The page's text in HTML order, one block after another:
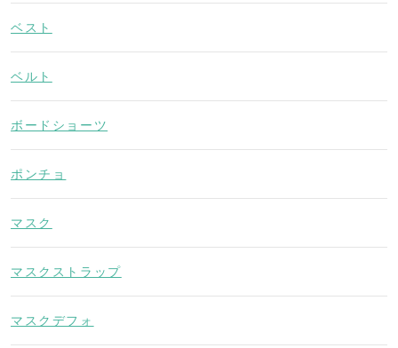
ベスト
ベルト
ボードショーツ
ポンチョ
マスク
マスクストラップ
マスクデフォ